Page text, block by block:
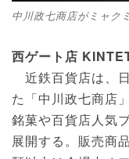
中川政七商店がミャク
西ゲート店
近鉄百貨店は、
た「中川政七商店
銘菓や百貨店人気
展開する。販売商